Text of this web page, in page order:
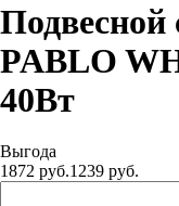
Подвесной
PABLO
40Вт
Выгода
1872 руб.1239 руб.